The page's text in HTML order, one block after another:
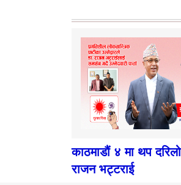
काठमाडौं ४ मा थप
राजन भट्टराई